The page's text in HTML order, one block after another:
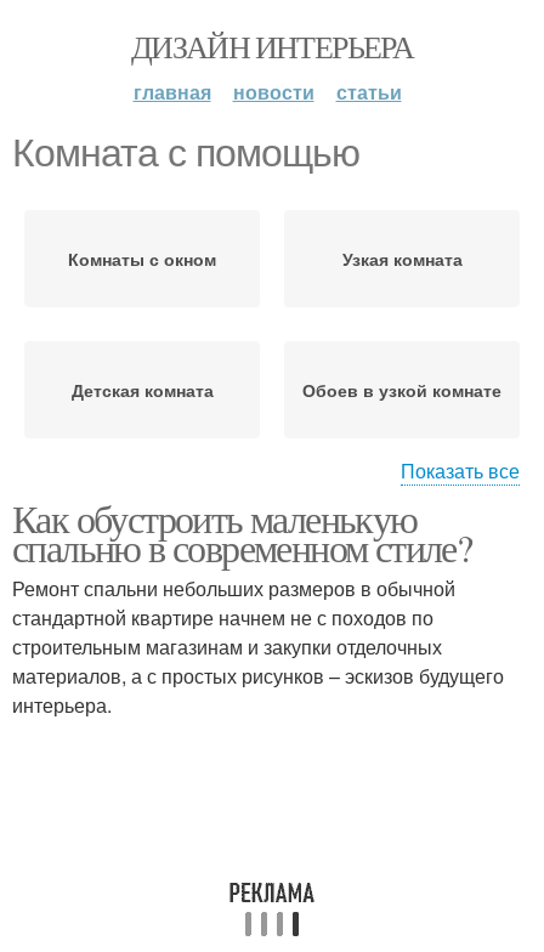
ДИЗАЙН ИНТЕРЬЕРА
главная новости статьи
Комната с помощью
Комнаты с окном Узкая комната
Детская комната Обоев в узкой комнате
Решения для узкой
комнаты
комнаты
Кафель для ванной
комнаты
Комнаты с помощью
Показать все
Как обустроить маленькую
спальню в современном стиле?
Ремонт спальни небольших размеров в обычной
стандартной квартире начнем не с походов по
строительным магазинам и закупки отделочных
материалов, а с простых рисунков – эскизов будущего
интерьера.